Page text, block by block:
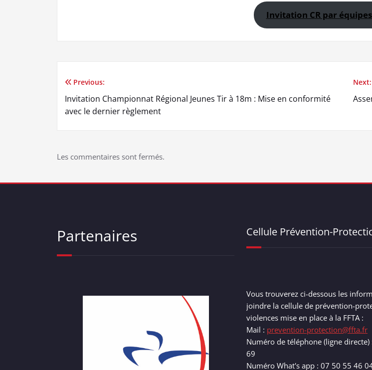
Invitation CR par
Navigation
de
Previous:
Invitation Championnat Régional Jeunes Tir à 18m : Mise en conformité
avec le dernier règlement
Next:
Les commentaires sont fermés.
Partenaires Cellule Prévention-
Vous trouverez ci-dessous les
joindre la cellule de prévention-
violences mise en place à la FFTA :
Mail : prevention-protection@ffta.fr
Numéro de téléphone (ligne
69
Numéro What's app : 07 50 55 46